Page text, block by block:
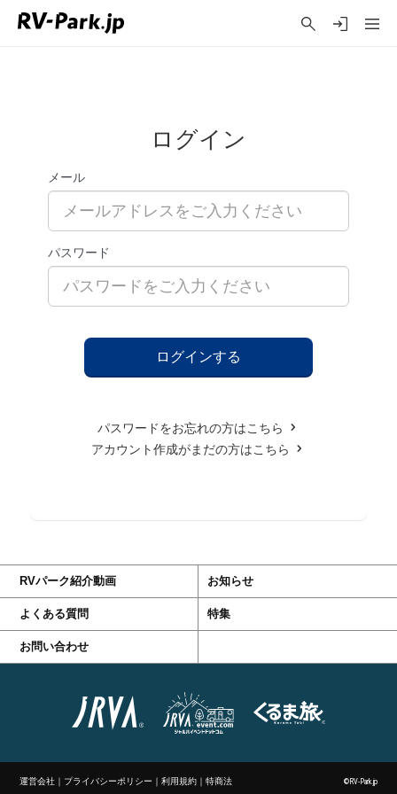
ログイン
メール
パスワード
パスワードをお忘れの方はこちら
アカウント作成がまだの方はこちら
RVパーク紹介動画 お知らせ
よくある質問 特集
お問い合わせ
運営会社 ｜ プライバシーポリシー ｜利用規約 ｜特商法 ©RV-Park.jp